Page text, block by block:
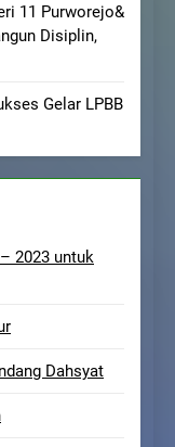
11 Purworejo&
Disiplin,
Gelar LPBB
2023 untuk
Dahsyat